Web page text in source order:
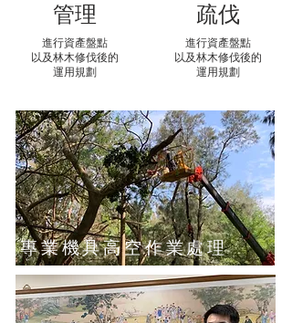
管理
進行資產盤點
以及林木修伐後的
​運用規劃
​疏伐
進行資產盤點
以及林木修伐後的
​運用規劃
專業機具高空作業處理